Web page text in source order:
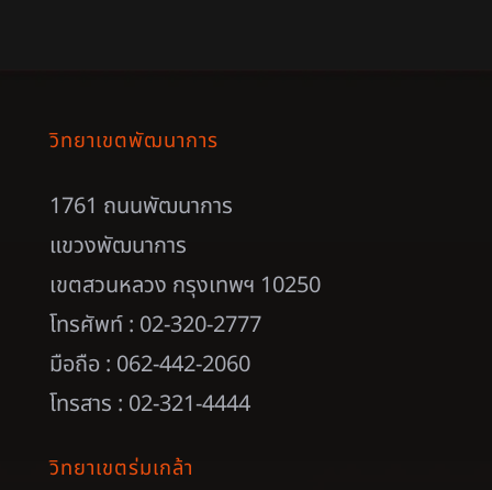
วิทยาเขตพัฒนาการ
1761 ถนนพัฒนาการ
แขวงพัฒนาการ
เขตสวนหลวง กรุงเทพฯ 10250
โทรศัพท์ : 02-320-2777
มือถือ : 062-442-2060
โทรสาร : 02-321-4444
วิทยาเขตร่มเกล้า